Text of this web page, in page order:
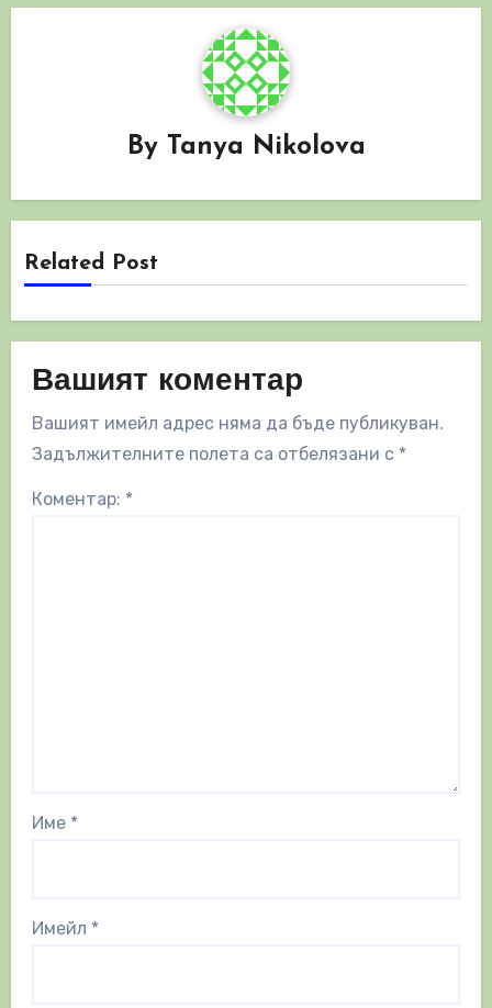
By Tanya Nikolova
Related Post
Вашият коментар
Вашият имейл адрес няма да бъде публикуван.
Задължителните полета са отбелязани с *
Коментар: *
Име *
Имейл *